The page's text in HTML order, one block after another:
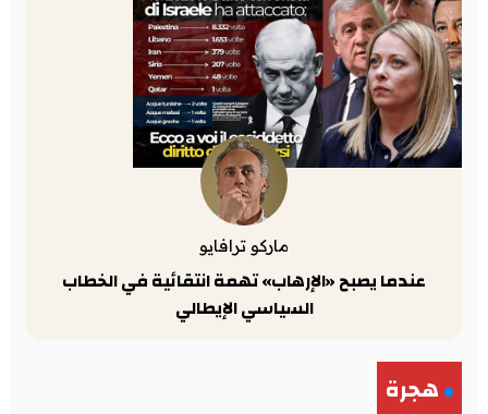
ماركو ترافايو
عندما يصبح «الإرهاب» تهمة انتقائية في الخطاب
السياسي الإيطالي
هجرة